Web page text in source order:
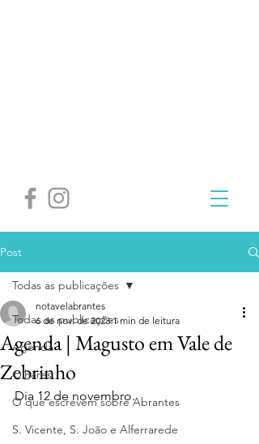
Post
Todas as publicações
Agenda
Olhares
O que escrevem sobre Abrantes
S. Vicente, S. João e Alferrarede
Todas as publicações
Agenda | Magusto em Vale de
Zebrinho
notavelabrantes
6 de nov. de 2023 1 min de leitura
Dia 12 de novembro.